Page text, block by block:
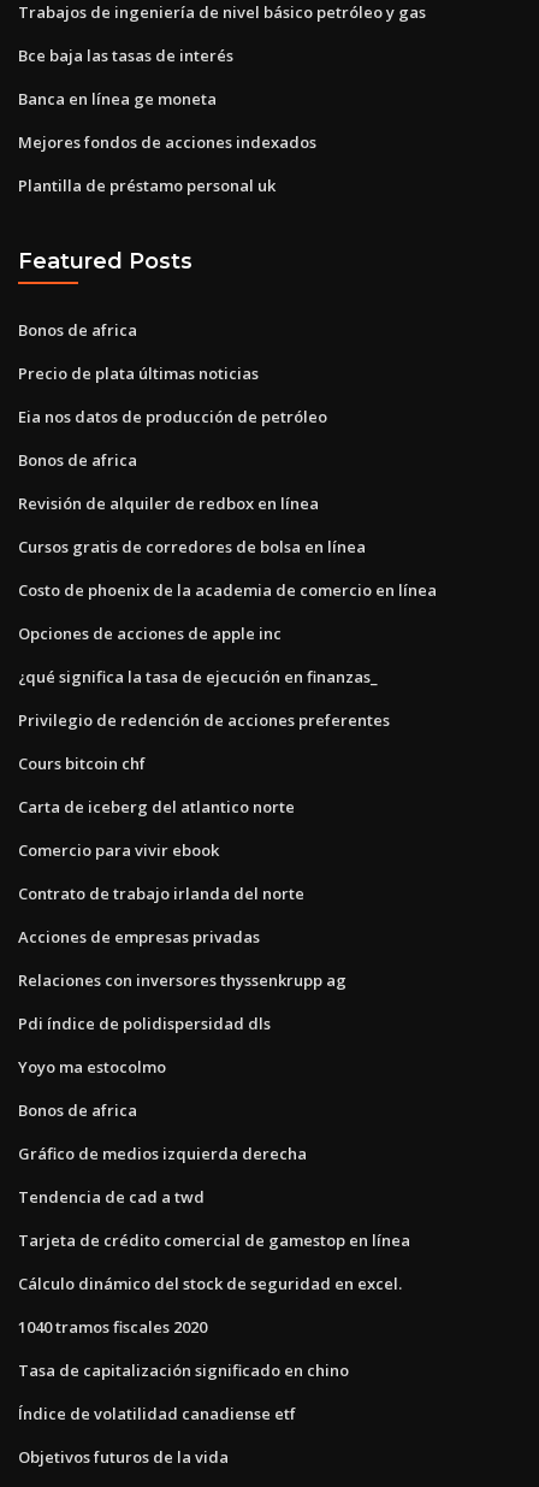
Trabajos de ingeniería de nivel básico petróleo y gas
Bce baja las tasas de interés
Banca en línea ge moneta
Mejores fondos de acciones indexados
Plantilla de préstamo personal uk
Featured Posts
Bonos de africa
Precio de plata últimas noticias
Eia nos datos de producción de petróleo
Bonos de africa
Revisión de alquiler de redbox en línea
Cursos gratis de corredores de bolsa en línea
Costo de phoenix de la academia de comercio en línea
Opciones de acciones de apple inc
¿qué significa la tasa de ejecución en finanzas_
Privilegio de redención de acciones preferentes
Cours bitcoin chf
Carta de iceberg del atlantico norte
Comercio para vivir ebook
Contrato de trabajo irlanda del norte
Acciones de empresas privadas
Relaciones con inversores thyssenkrupp ag
Pdi índice de polidispersidad dls
Yoyo ma estocolmo
Bonos de africa
Gráfico de medios izquierda derecha
Tendencia de cad a twd
Tarjeta de crédito comercial de gamestop en línea
Cálculo dinámico del stock de seguridad en excel.
1040 tramos fiscales 2020
Tasa de capitalización significado en chino
Índice de volatilidad canadiense etf
Objetivos futuros de la vida